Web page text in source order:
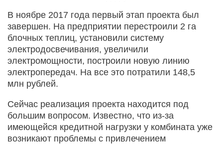
В ноябре 2017 года первый этап проекта был
завершен. На предприятии перестроили 2 га
блочных теплиц, установили систему
электродосвечивания, увеличили
электромощности, построили новую линию
электропередач. На все это потратили 148,5
млн рублей.
Сейчас реализация проекта находится под
большим вопросом. Известно, что из-за
имеющейся кредитной нагрузки у комбината уже
возникают проблемы с привлечением